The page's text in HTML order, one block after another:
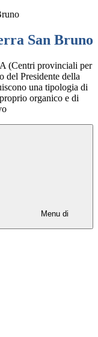
San Bruno
(Centri provinciali per
del Presidente della
una tipologia di
organico e di
Menu di